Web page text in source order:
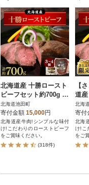
北海道産 十勝ロースト
ビーフセット約700g 無
添加 小分け 国産【A01
1-11-1】
北海道池田町
寄付金額 15,000円
北海道産牛肉!シンプルな味付
け!こだわりのローストビーフ
をご賞味ください。
(318件)
【
道
フセ
国産
北海
寄付
北海
け!こ
をご